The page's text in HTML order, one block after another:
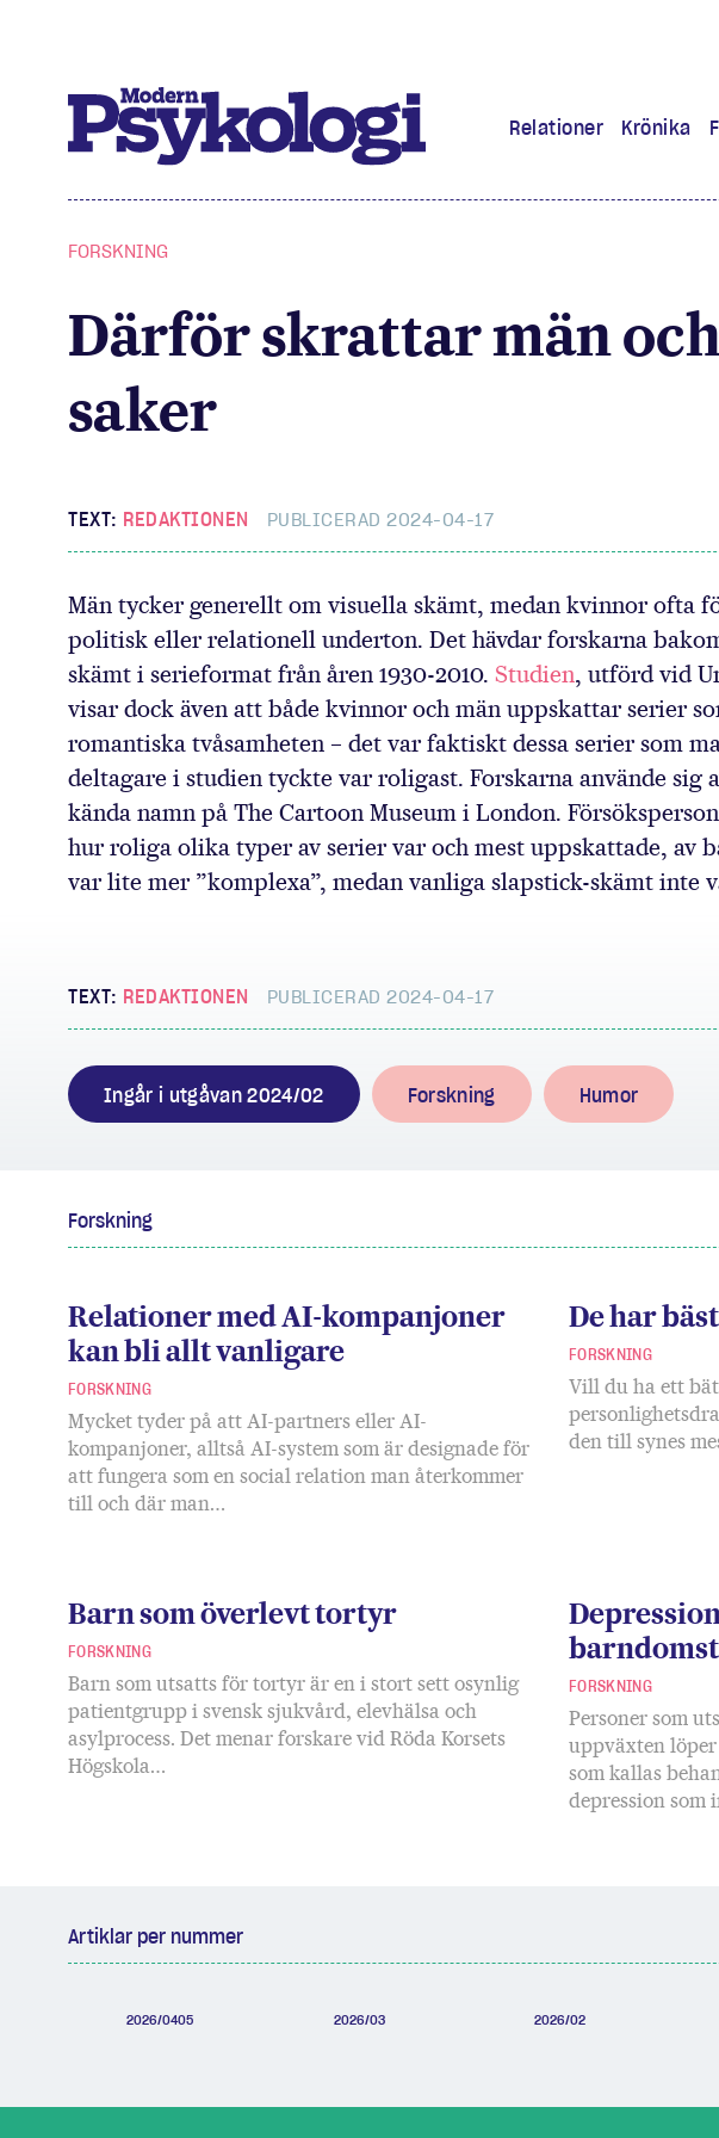
Relationer Krönika
Prenumerera
Klassiska experiment
Intervju
Steg för steg
FORSKNING
Därför skrattar män
saker
TEXT: REDAKTIONEN PUBLICERAD 2024-04-17
Män tycker generellt om visuella skämt, medan kvinnor ofta
politisk eller relationell underton. Det hävdar forskarna
skämt i serieformat från åren 1930-2010. Studien, utförd vid
visar dock även att både kvinnor och män uppskattar serier
romantiska tvåsamheten – det var faktiskt dessa serier som
deltagare i studien tyckte var roligast. Forskarna använde sig
kända namn på The Cartoon Museum i London.
hur roliga olika typer av serier var och mest uppskattade, av
var lite mer ”komplexa”, medan vanliga slapstick-skämt inte
TEXT: REDAKTIONEN PUBLICERAD 2024-04-17
Ingår i utgåvan 2024/02 Forskning Humor
Forskning
Relationer med AI-kompanjoner
kan bli allt vanligare
FORSKNING
Mycket tyder på att AI-partners eller AI-
kompanjoner, alltså AI-system som är designade för
att fungera som en social relation man återkommer
till och där man…
De har
FORSKNING
Vill du ha ett
den till synes
Barn som överlevt tortyr
FORSKNING
Barn som utsatts för tortyr är en i stort sett osynlig
patientgrupp i svensk sjukvård, elevhälsa och
asylprocess. Det menar forskare vid Röda Korsets
Högskola…
FORSKNING
Personer som
uppväxten
som kallas
depression som
Artiklar per nummer
2026/0405 2026/03 2026/02